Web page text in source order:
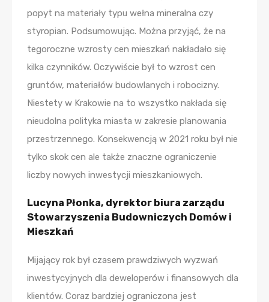
popyt na materiały typu wełna mineralna czy
styropian. Podsumowując. Można przyjąć, że na
tegoroczne wzrosty cen mieszkań nakładało się
kilka czynników. Oczywiście był to wzrost cen
gruntów, materiałów budowlanych i robocizny.
Niestety w Krakowie na to wszystko nakłada się
nieudolna polityka miasta w zakresie planowania
przestrzennego. Konsekwencją w 2021 roku był nie
tylko skok cen ale także znaczne ograniczenie
liczby nowych inwestycji mieszkaniowych.
Lucyna Płonka, dyrektor biura zarządu
Stowarzyszenia Budowniczych Domów i
Mieszkań
Mijający rok był czasem prawdziwych wyzwań
inwestycyjnych dla deweloperów i finansowych dla
klientów. Coraz bardziej ograniczona jest